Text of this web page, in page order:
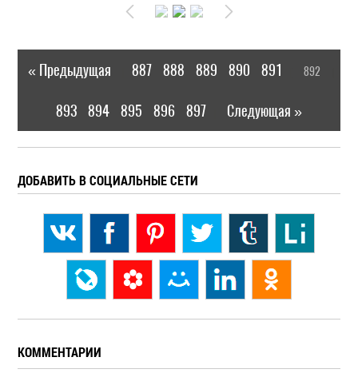
« Предыдущая 887 888 889 890 891 892
893 894 895 896 897 Следующая »
ДОБАВИТЬ В СОЦИАЛЬНЫЕ СЕТИ
КОММЕНТАРИИ